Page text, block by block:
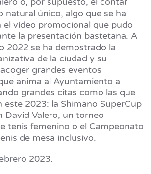
natural único, algo que se ha
el vídeo promocional que pudo
la presentación bastetana. A
2022 se ha demostrado la
de la ciudad y su
grandes eventos
anima al Ayuntamiento a
grandes citas como las que
este 2023: la Shimano SuperCup
David Valero, un torneo
tenis femenino o el Campeonato
de mesa inclusivo.
2023.